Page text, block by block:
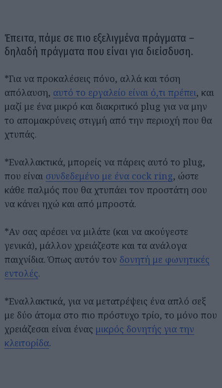
Έπειτα, πάμε σε πιο εξελιγμένα πράγματα –
δηλαδή πράγματα που είναι για διείσδυση.
*Για να προκαλέσεις πόνο, αλλά και τόση
απόλαυση, αυτό το εργαλείο είναι ό,τι πρέπει, και
μαζί με ένα μικρό και διακριτικό plug για να μην
το απομακρύνεις στιγμή από την περιοχή που θα
χτυπάς.
*Εναλλακτικά, μπορείς να πάρεις αυτό το plug,
που είναι συνδεδεμένο με ένα cock ring, ώστε
κάθε παλμός που θα χτυπάει τον προστάτη σου
να κάνει ηχώ και από μπροστά.
*Αν σας αρέσει να μιλάτε (και να ακούγεστε
γενικά), μάλλον χρειάζεστε και τα ανάλογα
παιχνίδια. Όπως αυτόν τον δονητή με φωνητικές
εντολές.
*Εναλλακτικά, για να μετατρέψεις ένα απλό σεξ
με δύο άτομα στο πιο πρόστυχο τρίο, το μόνο που
χρειάζεσαι είναι ένας μικρός δονητής για την
κλειτορίδα.